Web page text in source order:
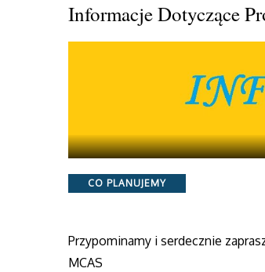
Informacje Dotyczące
Categories
CO PLANUJEMY
Przypominamy i serdecznie
MCAS